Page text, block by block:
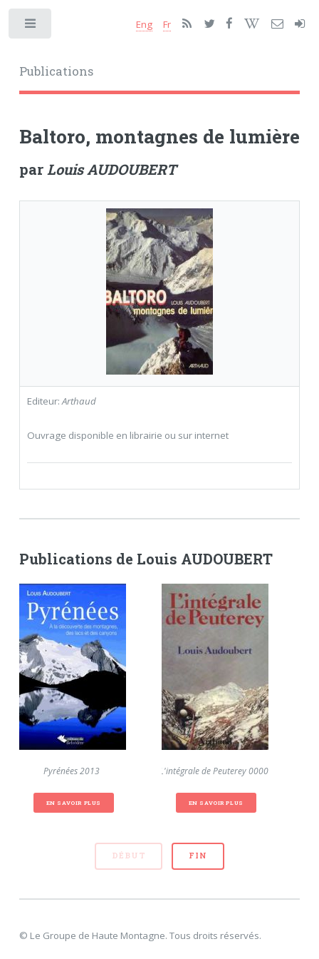
Publications
Eng Fr
Baltoro, montagnes de lumière
parLouis AUDOUBERT
Editeur:Arthaud
Ouvrage disponible en librairie ou sur internet
Publications de Louis AUDOUBERT
Pyrénées 2013
EN SAVOIR PLUS
L'intégrale de Peuterey 0000
EN SAVOIR PLUS
DÉBUT FIN
© Le Groupe de Haute Montagne. Tous droits réservés.